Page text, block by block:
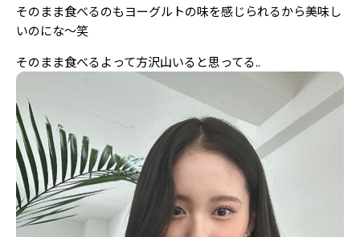
そのまま食べるのもヨーグルトの味を感じられるから美味し
いのにな〜笑
そのまま食べるよって方沢山いると思ってる..